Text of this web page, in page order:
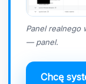
Panel realnego
— panel.
Chcę